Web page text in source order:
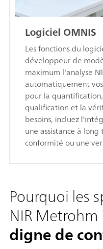
Logiciel OMNIS
Les fonctions du
développeur de
maximum l'analyse
automatiquement
pour la
qualification et la
besoins, incluez
une assistance à
conformité ou une
Pourquoi les
NIR Metrohm
digne de